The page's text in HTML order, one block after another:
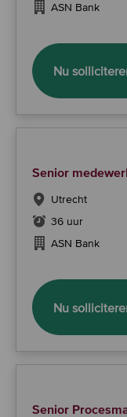
ASN Bank
Nu
Senior
Utrecht
36 uur
ASN Bank
Nu
Senior